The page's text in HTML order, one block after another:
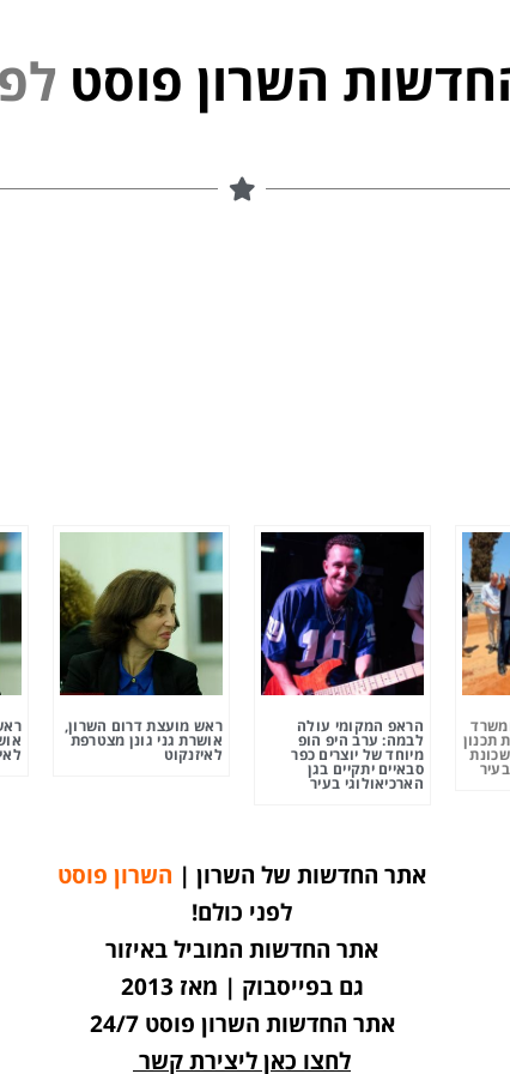
השרון פוסט
תכנון
הראפ המקומי עולה
לבמה: ערב היפ הופ
מיוחד של יוצרים כפר
סבאיים יתקיים בגן
הארכיאולוגי בעיר
ראש מועצת דרום השרון,
אושרת גני גונן מצטרפת
לאיזנקוט
אתר החדשות של השרון | השרון פוסט
לפני כולם!
אתר החדשות המוביל באיזור
גם בפייסבוק | מאז 2013
אתר החדשות השרון פוסט 24/7
לחצו כאן ליצירת קשר